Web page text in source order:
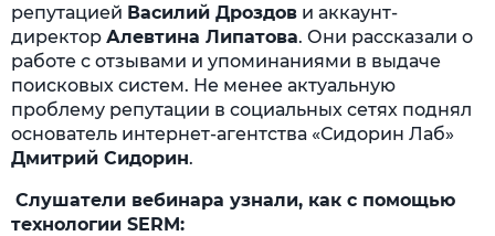
репутацией Василий Дроздов и аккаунт-
директор Алевтина Липатова. Они рассказали о
работе с отзывами и упоминаниями в выдаче
поисковых систем. Не менее актуальную
проблему репутации в социальных сетях поднял
основатель интернет-агентства «Сидорин Лаб»
Дмитрий Сидорин.
Слушатели вебинара узнали, как с помощью
технологии SERM: